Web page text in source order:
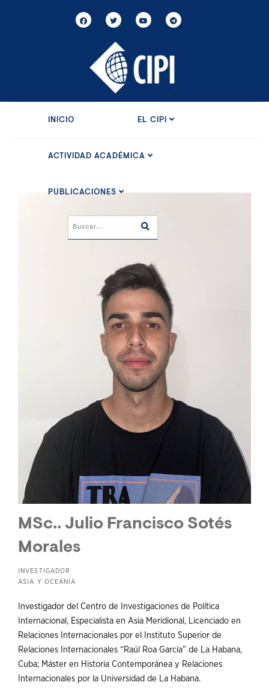
INICIO EL CIPI
ACTIVIDAD ACADÉMICA
PUBLICACIONES
MSc.. Julio Francisco Sotés
Morales
INVESTIGADOR
ASIA Y OCEANÍA
Investigador del Centro de Investigaciones de Política
Internacional, Especialista en Asia Meridional, Licenciado en
Relaciones Internacionales por el Instituto Superior de
Relaciones Internacionales “Raúl Roa García” de La Habana,
Cuba; Máster en Historia Contemporánea y Relaciones
Internacionales por la Universidad de La Habana.